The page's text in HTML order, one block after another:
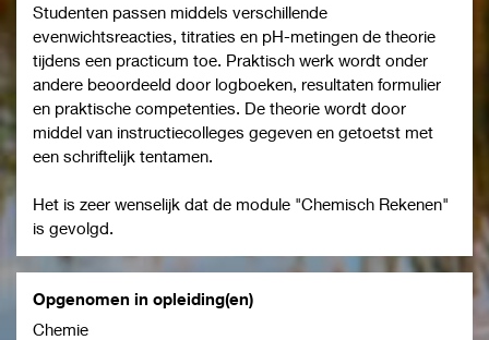
Studenten passen middels verschillende
evenwichtsreacties, titraties en pH-metingen de theorie
tijdens een practicum toe. Praktisch werk wordt onder
andere beoordeeld door logboeken, resultaten formulier
en praktische competenties. De theorie wordt door
middel van instructiecolleges gegeven en getoetst met
een schriftelijk tentamen.
Het is zeer wenselijk dat de module "Chemisch Rekenen"
is gevolgd.
Opgenomen in opleiding(en)
Chemie